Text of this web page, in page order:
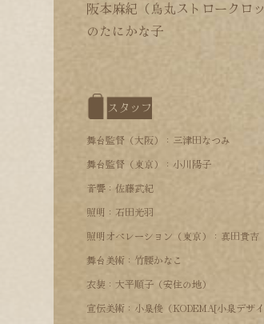
阪本麻紀 （烏丸ストロークロッ
のたにかな子
スタッフ
舞台監督（大阪）：三津田なつみ
舞台監督（東京）：小川陽子
音響：佐藤武紀
照明：石田光羽
照明オペレーション（東京）：真田貴吉
舞台美術：竹腰かなこ
衣装：大平順子（安住の地）
宣伝美術：小泉俊（KODEMA[小泉デザ